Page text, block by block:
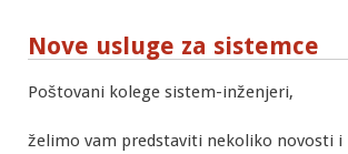
Nove usluge za sistemce
Poštovani kolege sistem-inženjeri,
želimo vam predstaviti nekoliko novosti i